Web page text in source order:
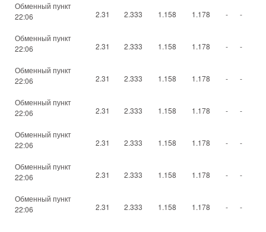
Обменный пункт
22:06
2.31 2.333 1.158 1.178 - -
Обменный пункт
22:06
2.31 2.333 1.158 1.178 - -
Обменный пункт
22:06
2.31 2.333 1.158 1.178 - -
Обменный пункт
22:06
2.31 2.333 1.158 1.178 - -
Обменный пункт
22:06
2.31 2.333 1.158 1.178 - -
Обменный пункт
22:06
2.31 2.333 1.158 1.178 - -
Обменный пункт
22:06
2.31 2.333 1.158 1.178 - -